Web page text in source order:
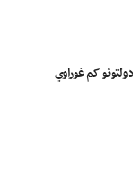
کم غوراوي